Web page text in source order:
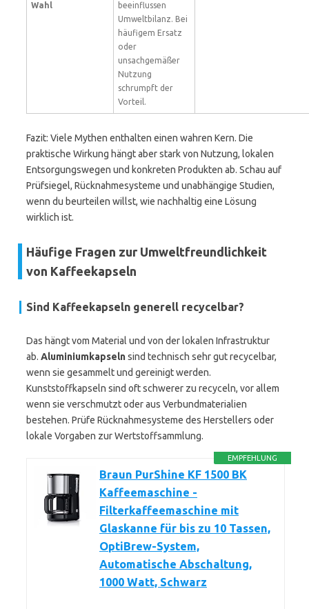
Wahl
beeinflussen
Umweltbilanz. Bei
häufigem Ersatz
oder
unsachgemäßer
Nutzung
schrumpft der
Vorteil.
Fazit: Viele Mythen enthalten einen wahren Kern. Die
praktische Wirkung hängt aber stark von Nutzung, lokalen
Entsorgungswegen und konkreten Produkten ab. Schau auf
Prüfsiegel, Rücknahmesysteme und unabhängige Studien,
wenn du beurteilen willst, wie nachhaltig eine Lösung
wirklich ist.
Häufige Fragen zur Umweltfreundlichkeit
von Kaffeekapseln
Sind Kaffeekapseln generell recycelbar?
Das hängt vom Material und von der lokalen Infrastruktur
ab. Aluminiumkapselnsind technisch sehr gut recycelbar,
wenn sie gesammelt und gereinigt werden.
Kunststoffkapseln sind oft schwerer zu recyceln, vor allem
wenn sie verschmutzt oder aus Verbundmaterialien
bestehen. Prüfe Rücknahmesysteme des Herstellers oder
lokale Vorgaben zur Wertstoffsammlung.
EMPFEHLUNG
Braun PurShine KF 1500 BK
Kaffeemaschine -
Filterkaffeemaschine mit
Glaskanne für bis zu 10 Tassen,
OptiBrew-System,
Automatische Abschaltung,
1000 Watt, Schwarz